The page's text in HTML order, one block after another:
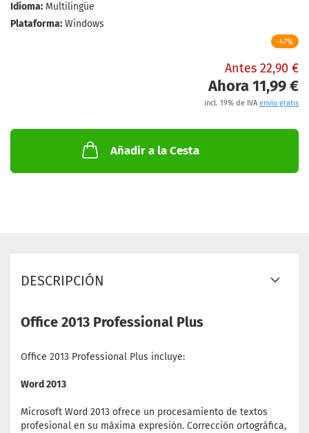
Idioma: Multilingüe
Plataforma: Windows
-47%
Antes 22,90 €
Ahora 11,99 €
incl. 19% de IVA envío gratis
Añadir a la Cesta
DESCRIPCIÓN
Office 2013 Professional Plus
Office 2013 Professional Plus incluye:
Word 2013
Microsoft Word 2013 ofrece un procesamiento de textos
profesional en su máxima expresión. Corrección ortográfica,